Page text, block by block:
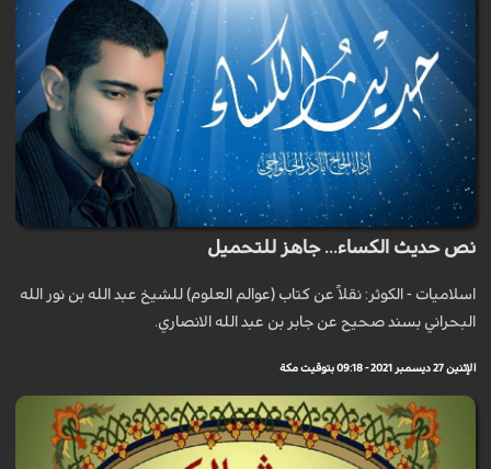
نص حديث الكساء... جاهز للتحميل
اسلاميات - الكوثر: نقلاً عن كتاب (عوالم العلوم) للشيخ عبد الله بن نور الله
البحراني بسند صحيح عن جابر بن عبد الله الانصاري.
الإثنين 27 ديسمبر 2021 - 09:18 بتوقيت مكة